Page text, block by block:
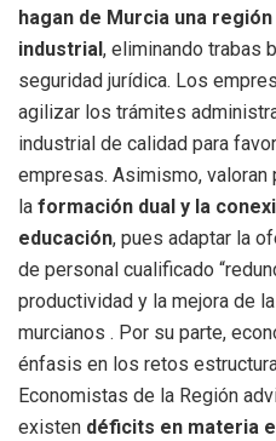
hagan de Murcia una
industrial, eliminando trabas
seguridad jurídica. Los
agilizar los trámites
industrial de calidad para
empresas. Asimismo,
la formación dual y la
educación, pues adaptar la
de personal cualificado
productividad y la mejora de
murcianos . Por su parte,
énfasis en los retos
Economistas de la Región
existen déficits en materia